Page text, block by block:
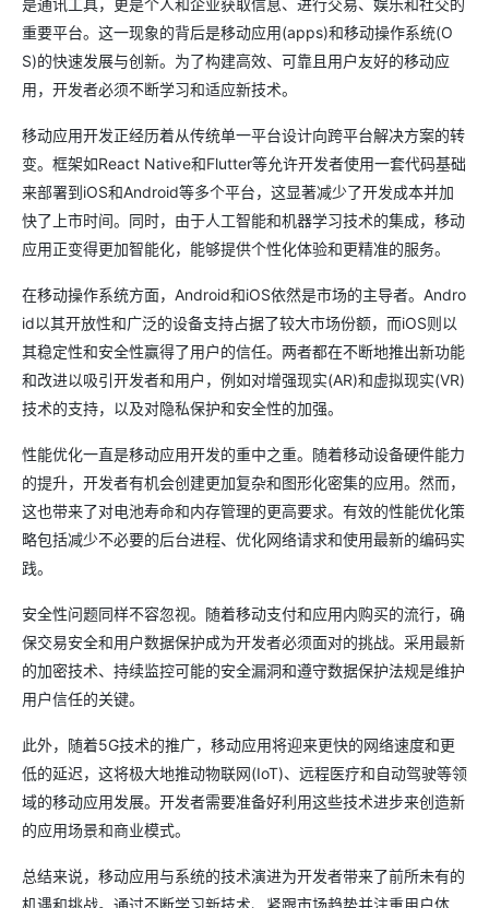
是通讯工具，更是个人和企业获取信息、进行交易、娱乐和社交的
重要平台。这一现象的背后是移动应用(apps)和移动操作系统(O
S)的快速发展与创新。为了构建高效、可靠且用户友好的移动应
用，开发者必须不断学习和适应新技术。
移动应用开发正经历着从传统单一平台设计向跨平台解决方案的转
变。框架如React Native和Flutter等允许开发者使用一套代码基础
来部署到iOS和Android等多个平台，这显著减少了开发成本并加
快了上市时间。同时，由于人工智能和机器学习技术的集成，移动
应用正变得更加智能化，能够提供个性化体验和更精准的服务。
在移动操作系统方面，Android和iOS依然是市场的主导者。Andro
id以其开放性和广泛的设备支持占据了较大市场份额，而iOS则以
其稳定性和安全性赢得了用户的信任。两者都在不断地推出新功能
和改进以吸引开发者和用户，例如对增强现实(AR)和虚拟现实(VR)
技术的支持，以及对隐私保护和安全性的加强。
性能优化一直是移动应用开发的重中之重。随着移动设备硬件能力
的提升，开发者有机会创建更加复杂和图形化密集的应用。然而，
这也带来了对电池寿命和内存管理的更高要求。有效的性能优化策
略包括减少不必要的后台进程、优化网络请求和使用最新的编码实
践。
安全性问题同样不容忽视。随着移动支付和应用内购买的流行，确
保交易安全和用户数据保护成为开发者必须面对的挑战。采用最新
的加密技术、持续监控可能的安全漏洞和遵守数据保护法规是维护
用户信任的关键。
此外，随着5G技术的推广，移动应用将迎来更快的网络速度和更
低的延迟，这将极大地推动物联网(IoT)、远程医疗和自动驾驶等领
域的移动应用发展。开发者需要准备好利用这些技术进步来创造新
的应用场景和商业模式。
总结来说，移动应用与系统的技术演进为开发者带来了前所未有的
机遇和挑战。通过不断学习新技术、紧跟市场趋势并注重用户体